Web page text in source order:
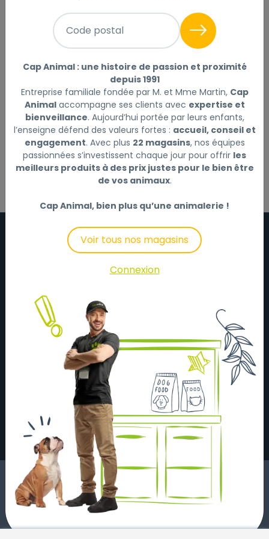
Animal
Retrouvez tous vos produits dans votre magasin
profitant des conseils et offres de nos experts.
Vous n'avez pas encore choisi de magasin
favori
Choisir un magasin favori
Nos magasins
Nos partenaires
Nous contacter
Mentions légales
Recrutement
Devenir Franchisé
Conditions générales de vente
© Copyright 2023 - Tous droits réservés
Réalisation
Code postal
Cap Animal : une histoire de passion et proximité
depuis 1991
Entreprise familiale fondée par M. et Mme Martin, Cap
Animalaccompagne ses clients avec expertise et
bienveillance. Aujourd’hui portée par leurs enfants,
l’enseigne défend des valeurs fortes : accueil, conseil et
engagement. Avec plus 22 magasins, nos équipes
passionnées s’investissent chaque jour pour offrir les
meilleurs produits à des prix justes pour le bien être
de vos animaux.
Cap Animal, bien plus qu’une animalerie !
Voir tous nos magasins
Connexion